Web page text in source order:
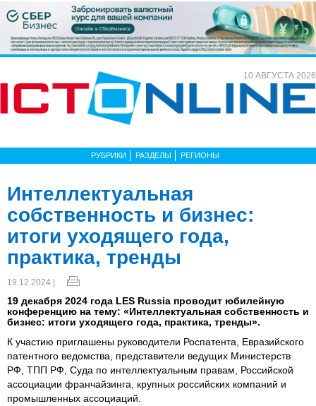
10 АВГУСТА 2026
РУБРИКИ РАЗДЕЛЫ РЕГИОНЫ
Интеллектуальная
собственность и бизнес:
итоги уходящего года,
практика, тренды
19.12.2024 |
19 декабря 2024 года LES Russia проводит юбилейную
конференцию на тему: «Интеллектуальная собственность и
бизнес: итоги уходящего года, практика, тренды».
К участию приглашены руководители Роспатента, Евразийского
патентного ведомства, представители ведущих Министерств
РФ, ТПП РФ, Суда по интеллектуальным правам, Российской
ассоциации франчайзинга, крупных российских компаний и
промышленных ассоциаций.